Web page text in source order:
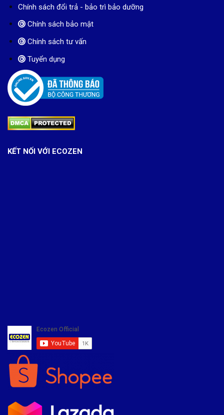
Chính sách đổi trả - bảo trì bảo dưỡng
Chính sách bảo mật
Chính sách tư vấn
Tuyển dụng
KẾT NỐI VỚI ECOZEN